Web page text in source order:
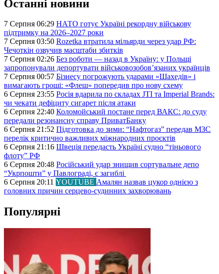
Останні новини
7 Серпня 06:29 НАТО готує Україні рекордну військову
підтримку на 2026–2027 роки
7 Серпня 03:50 Rozetka втратила мільярди через удар РФ:
Чечоткін озвучив масштаби збитків
7 Серпня 02:26 Без роботи — назад в Україну: у Польщі
запропонували депортувати військовозобов’язаних українців
7 Серпня 00:57 Бізнесу погрожують ударами «Шахедів» і
вимагають гроші: «Флеш» попередив про нову схему
6 Серпня 23:55 Росія вдарила по складах JTI та Imperial Brands:
чи чекати дефіциту сигарет після атаки
6 Серпня 22:40 Коломойський постане перед ВАКС: до суду
передали резонансну справу ПриватБанку
6 Серпня 21:52 Підготовка до зими: “Нафтогаз” передав МЗС
перелік критично важливих міжнародних проєктів
6 Серпня 21:16 Швеція передасть Україні судно “тіньового
флоту” РФ
6 Серпня 20:48 Російський удар знищив сортувальне депо
“Укрпошти” у Павлограді, є загиблі
6 Серпня 20:11 YOUTUBE Амалян назвав цукор однією з
головних причин серцево-судинних захворювань
Популярні